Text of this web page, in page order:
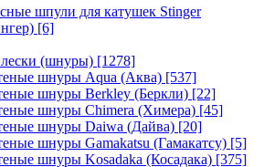
шпули для катушек Stinger
[6]
(шнуры) [1278]
шнуры Aqua (Аква) [537]
шнуры Berkley (Беркли) [22]
шнуры Chimera (Химера) [45]
шнуры Daiwa (Дайва) [20]
шнуры Gamakatsu (Гамакатсу) [5]
шнуры Kosadaka (Косадака) [375]